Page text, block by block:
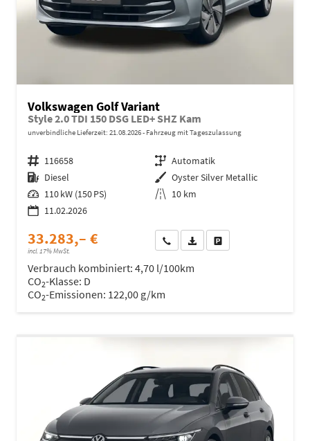
Volkswagen Golf Variant
Style 2.0 TDI 150 DSG LED+ SHZ Kam
unverbindliche Lieferzeit: 21.08.2026 Fahrzeug mit Tageszulassung
Fahrzeugnr. 116658 Getriebe Automatik
Kraftstoff Diesel Außenfarbe Oyster Silver Metallic
Leistung 110 kW (150 PS) Kilometerstand 10 km
11.02.2026
33.283,– €
incl. 17% MwSt.
Wir rufen Sie anFahrzeugexposé (PDF)
Verbrauch kombiniert: 4,70 l/100km
CO2-Klasse: D
CO2-Emissionen: 122,00 g/km